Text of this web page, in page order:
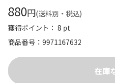
880円(送料別・税込)
獲得ポイント： 8 pt
商品番号
9971167632